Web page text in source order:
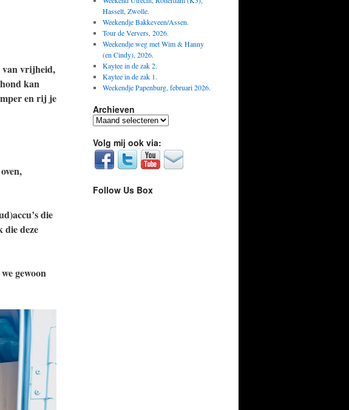
van vrijheid,
kan
en rij je
die
die deze
gewoon
Hasselt, Zwolle.
Weekendje Bakkeveen/Assen.
Tour de Ververs, 2026.
Weekendje weg met Wim & Hanny
(en Cindy), 2026.
Kaytee in de zak 2.
Kaytee in de zak 1.
Weekendje Papenburg, februari 2026.
Archieven
Archieven
Volg mij ook via:
Follow Us Box